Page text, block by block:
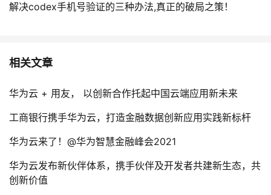
解决codex手机号验证的三种办法,真正的破局之策！
相关文章
华为云 + 用友， 以创新合作托起中国云端应用新未来
工商银行携手华为云，打造金融数据创新应用实践新标杆
华为云来了！@华为智慧金融峰会2021
华为云发布新伙伴体系，携手伙伴及开发者共建新生态，共
创新价值